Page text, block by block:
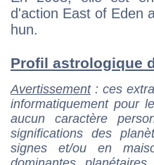
d'action East of Eden
hun.
Profil astrologique
Avertissement: ces
informatiquement pour
aucun caractère
significations des
signes et/ou en